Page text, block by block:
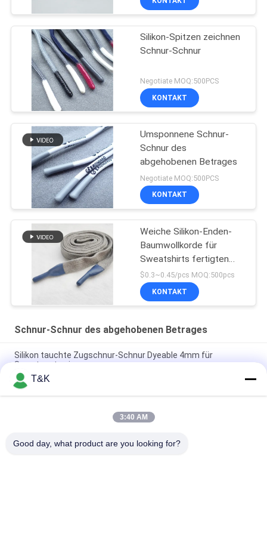
Silikon-Spitzen zeichnen
Schnur-Schnur
Negotiate MOQ:500PCS
KONTAKT
Umsponnene Schnur-
Schnur des
abgehobenen Betrages
Negotiate MOQ:500PCS
KONTAKT
Weiche Silikon-Enden-
Baumwollkorde für
Sweatshirts fertigten
Silikon-Spitzen
besonders an
$0.3~0.45/pcs MOQ:500pcs
KONTAKT
Schnur-Schnur des abgehobenen Betrages
Silikon tauchte Zugschnur-Schnur Dyeable 4mm für
Sweatpants ein
Eingetauchtes Silikon beendet Schnur-Schnur 3mm
abgehobenen Betrages für Sportkleidung
Kundenspezifische umsponnene Zugschnur-Schnur 100% des
T&K
3:40 AM
Good day, what product are you looking for?